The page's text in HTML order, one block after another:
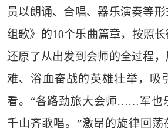
员以朗诵、合唱、器乐演奏等
组歌》的10个乐曲篇章，按照
还原了从出发到会师的全过程
难、浴血奋战的英雄壮举，吸
看。“各路劲旅大会师……军也
千山齐歌唱。”激昂的旋律回荡